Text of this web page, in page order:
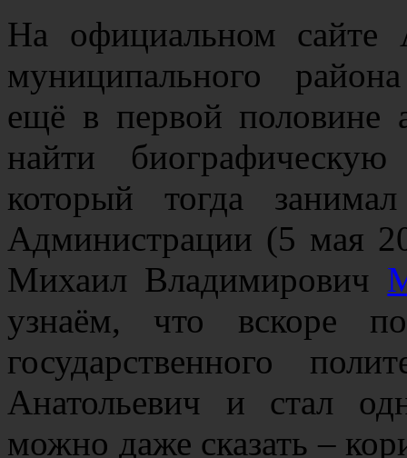
На официальном сайте
муниципального
ещё в первой половине
найти
который тогда
Администрации (5 мая
Михаил Владимирович
узнаём, что вскоре
государственного
Анатольевич и стал
можно даже сказать –